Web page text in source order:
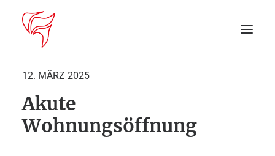
Aktuelles
12. MÄRZ 2025
Akute
Wohnungsöffnung